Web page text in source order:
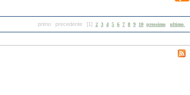
primo precedente [1] 2 3 4 5 6 7 8 9 10 prossimo ultimo